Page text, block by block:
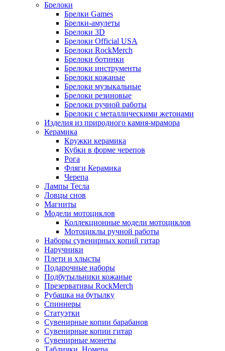
Брелоки
Брелки Games
Брелки-амулеты
Брелоки 3D
Брелоки Official USA
Брелоки RockMerch
Брелоки ботинки
Брелоки инструменты
Брелоки кожаные
Брелоки музыкальные
Брелоки резиновые
Брелоки ручной работы
Брелоки с металлическими жетонами
Изделия из природного камня-мрамора
Керамика
Кружки керамика
Кубки в форме черепов
Рога
Фляги Керамика
Черепа
Лампы Тесла
Ловцы снов
Магниты
Модели мотоциклов
Коллекционные модели мотоциклов
Мотоциклы ручной работы
Наборы сувенирных копий гитар
Наручники
Плети и хлысты
Подарочные наборы
Подбутыльники кожаные
Презервативы RockMerch
Рубашка на бутылку
Спиннеры
Статуэтки
Сувенирные копии барабанов
Сувенирные копии гитар
Сувенирные монеты
Таблички, Номера